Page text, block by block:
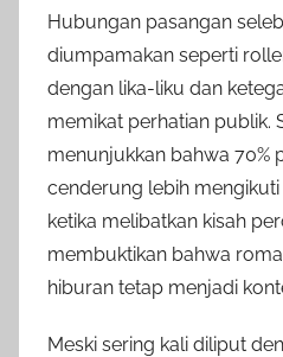
Hubungan pasangan
diumpamakan seperti
dengan lika-liku dan
memikat perhatian publik.
menunjukkan bahwa 70%
cenderung lebih
ketika melibatkan kisah
membuktikan bahwa
hiburan tetap menjadi
Meski sering kali diliput